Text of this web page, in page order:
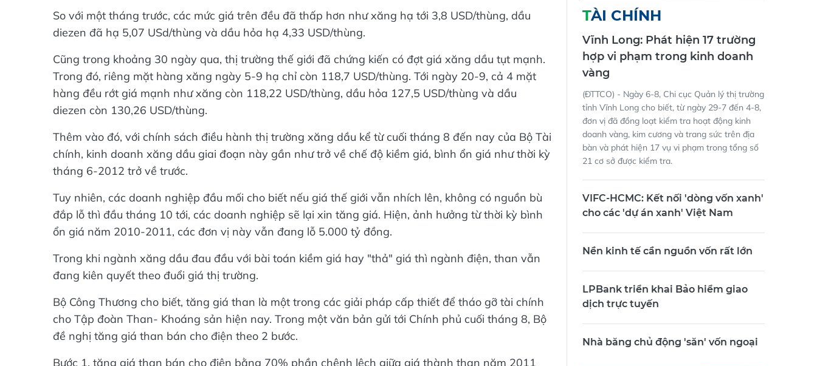
So với một tháng trước, các mức giá trên đều đã thấp hơn như xăng hạ tới 3,8 USD/thùng, dầu
diezen đã hạ 5,07 USd/thùng và dầu hỏa hạ 4,33 USD/thùng.
Cũng trong khoảng 30 ngày qua, thị trường thế giới đã chứng kiến có đợt giá xăng dầu tụt mạnh.
Trong đó, riêng mặt hàng xăng ngày 5-9 hạ chỉ còn 118,7 USD/thùng. Tới ngày 20-9, cả 4 mặt
hàng đều rớt giá mạnh như xăng còn 118,22 USD/thùng, dầu hỏa 127,5 USD/thùng và dầu
diezen còn 130,26 USD/thùng.
Thêm vào đó, với chính sách điều hành thị trường xăng dầu kể từ cuối tháng 8 đến nay của Bộ Tài
chính, kinh doanh xăng dầu giai đoạn này gần như trở về chế độ kiềm giá, bình ổn giá như thời kỳ
tháng 6-2012 trở về trước.
Tuy nhiên, các doanh nghiệp đầu mối cho biết nếu giá thế giới vẫn nhích lên, không có nguồn bù
đắp lỗ thì đầu tháng 10 tới, các doanh nghiệp sẽ lại xin tăng giá. Hiện, ảnh hưởng từ thời kỳ bình
ổn giá năm 2010-2011, các đơn vị này vẫn đang lỗ 5.000 tỷ đồng.
Trong khi ngành xăng dầu đau đầu với bài toán kiềm giá hay "thả" giá thì ngành điện, than vẫn
đang kiên quyết theo đuổi giá thị trường.
Bộ Công Thương cho biết, tăng giá than là một trong các giải pháp cấp thiết để tháo gỡ tài chính
cho Tập đoàn Than- Khoáng sản hiện nay. Trong một văn bản gửi tới Chính phủ cuối tháng 8, Bộ
đề nghị tăng giá than bán cho điện theo 2 bước.
Bước 1, tăng giá than bán cho điện bằng 70% phần chênh lệch giữa giá thành than năm 2011
TÀI CHÍNH
Vĩnh Long: Phát hiện 17 trường
hợp vi phạm trong kinh doanh
vàng
(ĐTTCO) - Ngày 6-8, Chi cục Quản lý thị trường
tỉnh Vĩnh Long cho biết, từ ngày 29-7 đến 4-8,
đơn vị đã đồng loạt kiểm tra hoạt động kinh
doanh vàng, kim cương và trang sức trên địa
bàn và phát hiện 17 vụ vi phạm trong tổng số
21 cơ sở được kiểm tra.
VIFC-HCMC: Kết nối 'dòng vốn xanh'
cho các 'dự án xanh' Việt Nam
Nền kinh tế cần nguồn vốn rất lớn
LPBank triển khai Bảo hiểm giao
dịch trực tuyến
Nhà băng chủ động 'săn' vốn ngoại